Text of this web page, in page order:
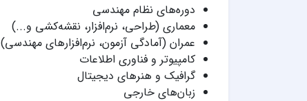
دوره‌های نظام مهندسی
معماری (طراحی، نرم‌افزار، نقشه‌کشی و...)
عمران (آمادگی آزمون، نرم‌افزارهای مهندسی)
کامپیوتر و فناوری اطلاعات
گرافیک و هنرهای دیجیتال
زبان‌های خارجی